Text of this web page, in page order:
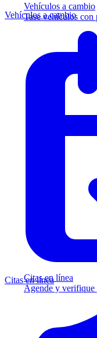
Vehículos a cambio
Tase vehículos con
Citas en línea
Agende y verifique
Vehículos a cambio
Citas en línea